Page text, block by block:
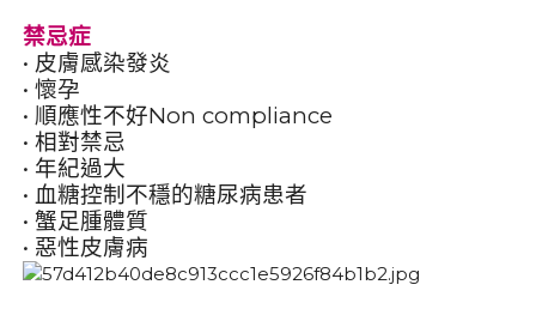
禁忌症
• 皮膚感染發炎
• 懷孕
• 順應性不好Non compliance
• 相對禁忌
• 年紀過大
• 血糖控制不穩的糖尿病患者
• 蟹足腫體質
• 惡性皮膚病